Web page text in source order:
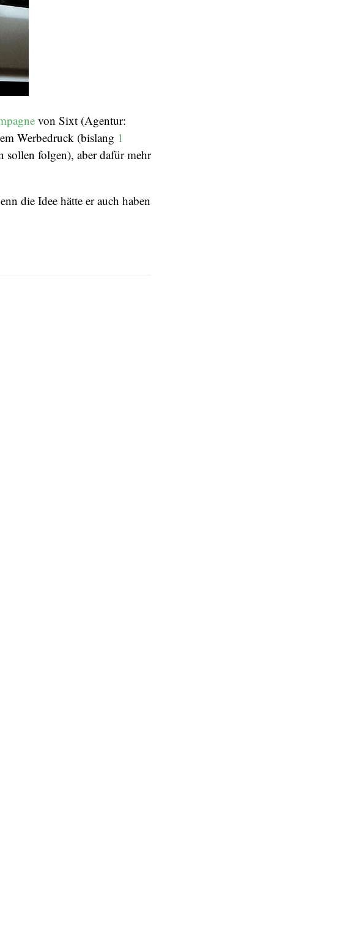
von Sixt (Agentur:
Werbedruck (bislang 1
folgen), aber dafür mehr
die Idee hätte er auch haben